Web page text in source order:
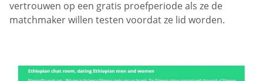
vertrouwen op een gratis proefperiode als ze de
matchmaker willen testen voordat ze lid worden.